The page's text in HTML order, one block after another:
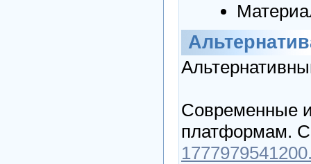
Современные
платформам.